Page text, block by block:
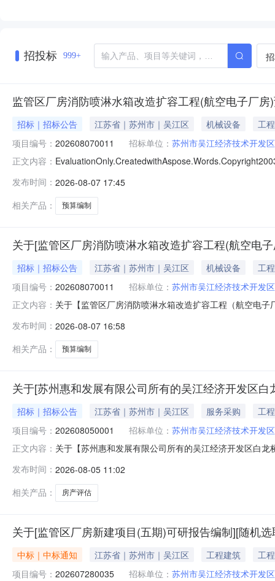
招投标 999+
监管区厂房消防喷淋水箱改造扩容工程(航空电子厂房
招标｜招标公告 江苏省｜苏州市｜吴江区 机械设备
工程
项目编号： 202608070011 招标单位： 苏州市吴江经济技术开发
正文内容：
目）造价咨询（中介服务事项）将在中介服务网上交易
发布时间： 2026-08-07 17:45
相关产品：
预算编制
关于[监管区厂房消防喷淋水箱改造扩容工程(航空电
招标｜招标公告 江苏省｜苏州市｜吴江区 机械设备
工程
项目编号： 202608070011 招标单位： 苏州市吴江经济技术开发
正文内容： 关于【监管区厂房消防喷淋水箱改造扩容工程（航空电
0716:12:04】苏州市吴江经济技术开发区发展集团有限
目）造价咨
发布时间： 2026-08-07 16:58
相关产品：
预算编制
关于[苏州惠和发展有限公司所有的吴江经济开发区
招标｜招标公告 江苏省｜苏州市｜吴江区 服务采购
工程
项目编号： 202608050001 招标单位： 苏州市吴江经济技术开发
正文内容： 关于【苏州惠和发展有限公司所有的吴江经济开发区白
08-0509:53:54】苏州市吴江经济技术开发区发展集团有
事项
发布时间： 2026-08-05 11:02
相关产品：
房产评估
关于[监管区厂房新建项目(五期)可研报告编制][随机
中标｜中标通知 江苏省｜苏州市｜吴江区 工程建筑
工程
项目编号： 202607280035 招标单位： 苏州市吴江经济技术开发